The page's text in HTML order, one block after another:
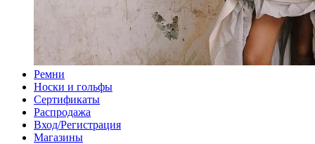
Ремни
Носки и гольфы
Сертификаты
Распродажа
Вход/Регистрация
Магазины